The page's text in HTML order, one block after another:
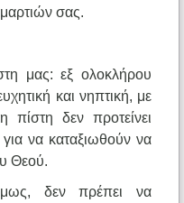
σας.
μας: εξ ολοκλήρου
και νηπτική, με
δεν προτείνει
να καταξιωθούν να
Θεού.
δεν πρέπει να